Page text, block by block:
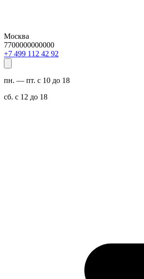
Москва
7700000000000
29 24 211 994 7+
пн. — пт. с 10 до 18
сб. с 12 до 18